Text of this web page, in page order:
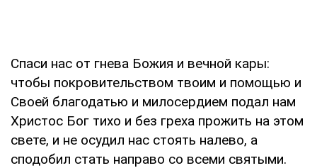
Спаси нас от гнева Божия и вечной кары:
чтобы покровительством твоим и помощью и
Своей благодатью и милосердием подал нам
Христос Бог тихо и без греха прожить на этом
свете, и не осудил нас стоять налево, а
сподобил стать направо со всеми святыми.